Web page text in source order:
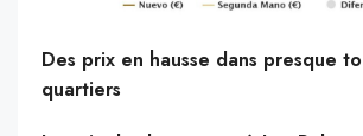
Des prix en hausse dans presque
quartiers